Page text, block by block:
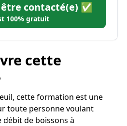
contacté(e) ✅
100% gratuit
cette
cette formation est une
toute personne voulant
de boissons à